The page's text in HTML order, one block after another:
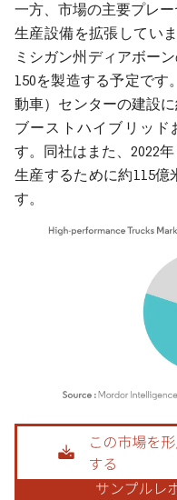
一方、市場の主要プレ
生産設備を拡張してい
ミシガン州ディアボー
150を製造する予定です
動車）センターの建設
ブーストハイブリッド
す。同社はまた、2022
生産するために約115億
す。
画像 © Mordor Intelligence。再